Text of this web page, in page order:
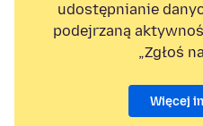
udostępnianie
podejrzaną
„Zgłoś
Więcej